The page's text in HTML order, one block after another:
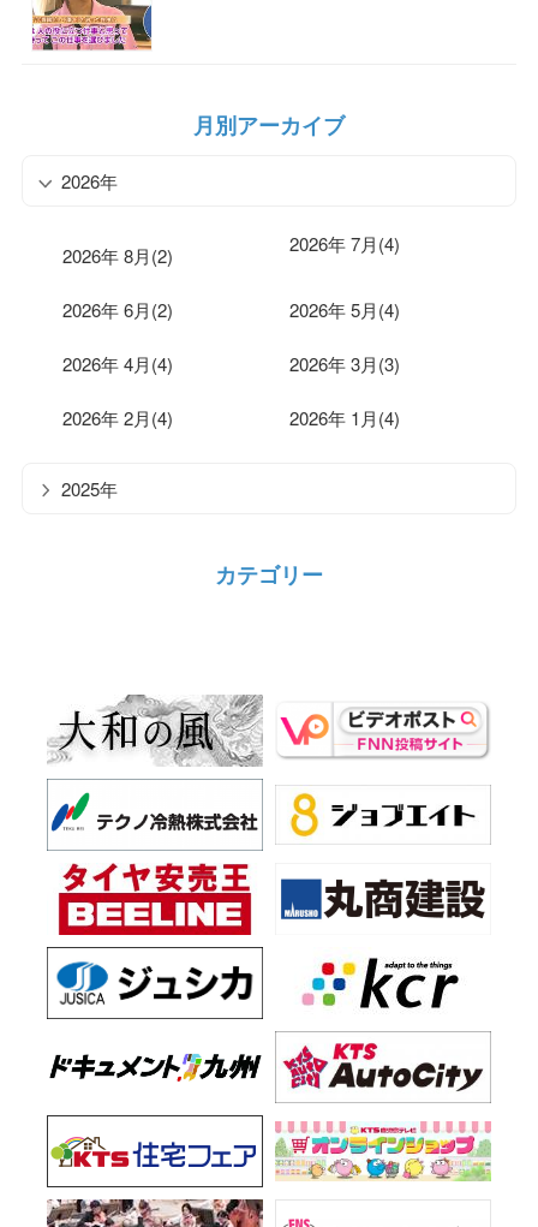
月別アーカイブ
2026年
2026年 8月(2) 2026年 7月(4)
2026年 6月(2) 2026年 5月(4)
2026年 4月(4) 2026年 3月(3)
2026年 2月(4) 2026年 1月(4)
2025年
カテゴリー